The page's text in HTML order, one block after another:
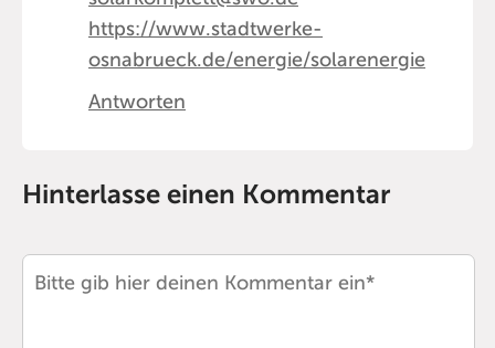
https://www.stadtwerke-
osnabrueck.de/energie/solarenergie
Antworten
Hinterlasse einen Kommentar